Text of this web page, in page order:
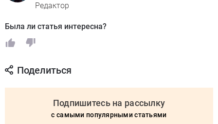
Редактор
Была ли статья интересна?
Поделиться
Подпишитесь на рассылку
с самыми популярными статьями